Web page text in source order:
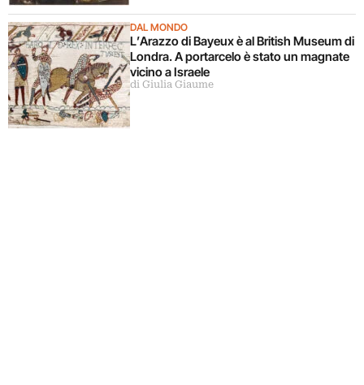
DAL MONDO
L’Arazzo di Bayeux è al British Museum di
Londra. A portarcelo è stato un magnate
vicino a Israele
di Giulia Giaume